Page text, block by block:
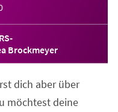
Brockmeyer
dich aber über
möchtest deine